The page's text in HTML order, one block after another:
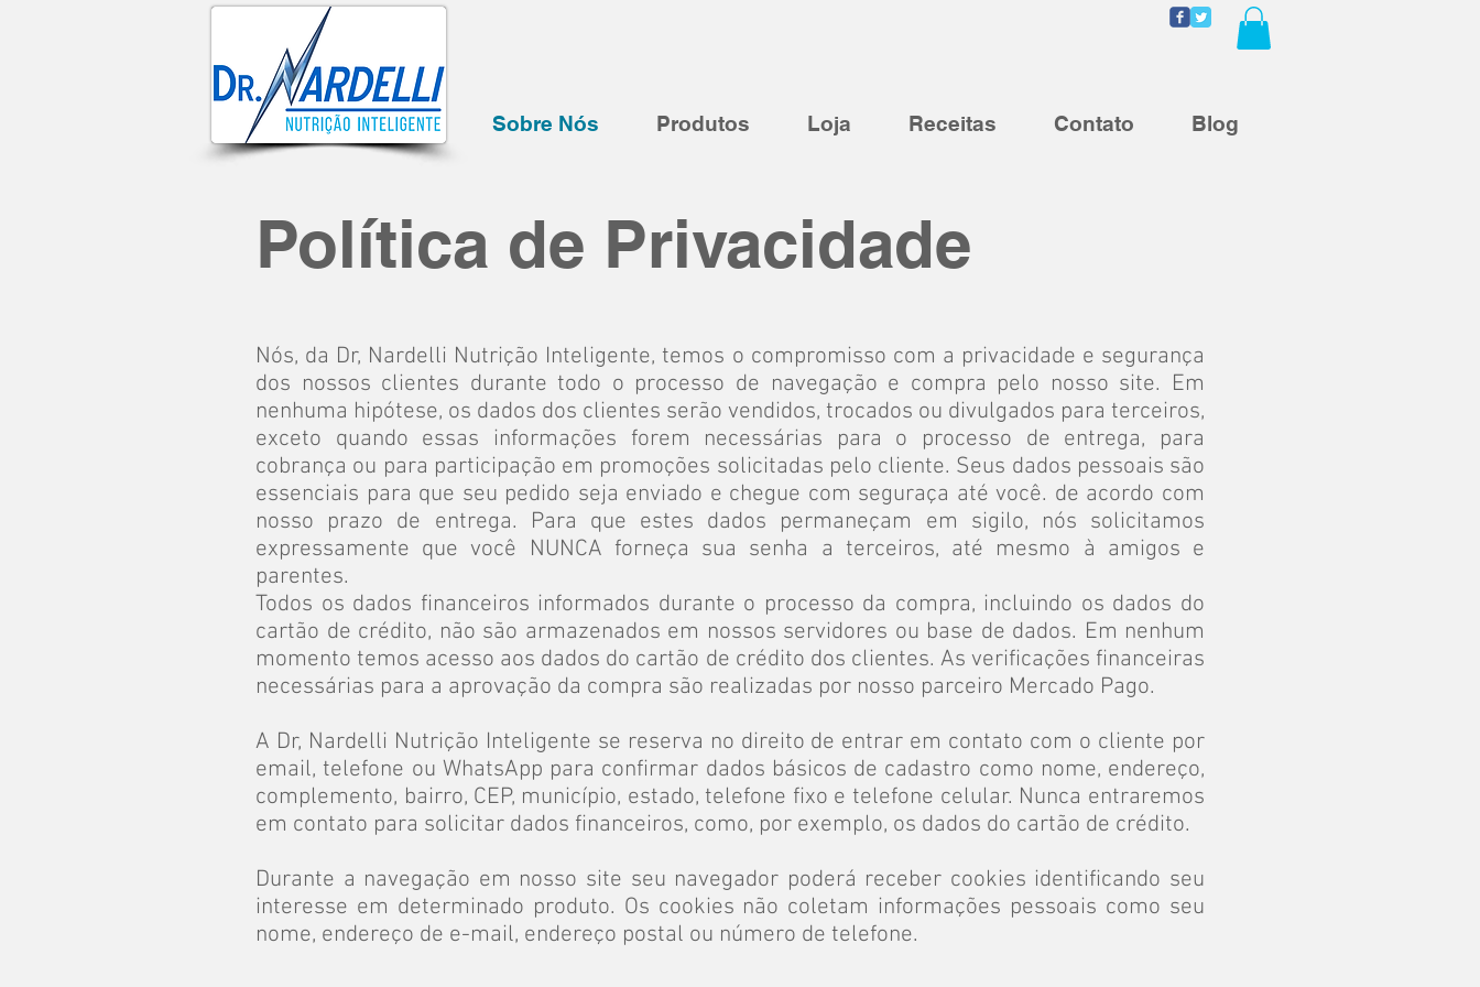
Sobre Nós Produtos Loja Receitas Contato Blog
Política de Privacidade
Nós, da Dr, Nardelli Nutrição Inteligente, temos o compromisso com a privacidade e segurança
dos nossos clientes durante todo o processo de navegação e compra pelo nosso site. Em
nenhuma hipótese, os dados dos clientes serão vendidos, trocados ou divulgados para terceiros,
exceto quando essas informações forem necessárias para o processo de entrega, para
cobrança ou para participação em promoções solicitadas pelo cliente. Seus dados pessoais são
essenciais para que seu pedido seja enviado e chegue com seguraça até você. de acordo com
nosso prazo de entrega. Para que estes dados permaneçam em sigilo, nós solicitamos
expressamente que você NUNCA forneça sua senha a terceiros, até mesmo à amigos e
parentes.
Todos os dados financeiros informados durante o processo da compra, incluindo os dados do
cartão de crédito, não são armazenados em nossos servidores ou base de dados. Em nenhum
momento temos acesso aos dados do cartão de crédito dos clientes. As verificações financeiras
necessárias para a aprovação da compra são realizadas por nosso parceiro Mercado Pago.
A Dr, Nardelli Nutrição Inteligente se reserva no direito de entrar em contato com o cliente por
email, telefone ou WhatsApp para confirmar dados básicos de cadastro como nome, endereço,
complemento, bairro, CEP, município, estado, telefone fixo e telefone celular. Nunca entraremos
em contato para solicitar dados financeiros, como, por exemplo, os dados do cartão de crédito.
Durante a navegação em nosso site seu navegador poderá receber cookies identificando seu
interesse em determinado produto. Os cookies não coletam informações pessoais como seu
nome, endereço de e-mail, endereço postal ou número de telefone.